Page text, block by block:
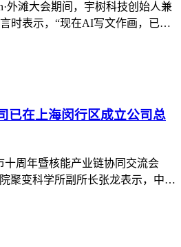
外滩大会期间，宇树科技创始人兼
时表示，“现在AI写文作画，已经
计划后，他首次公开现身，畅谈
的机遇与挑战。王兴兴及他所创
已在上海闵行区成立公司总
十周年暨核能产业链协同交流会
聚变科学所副所长张龙表示，中国
、商业化应用。